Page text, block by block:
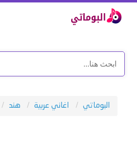
البوماتي اغاني عربية هند